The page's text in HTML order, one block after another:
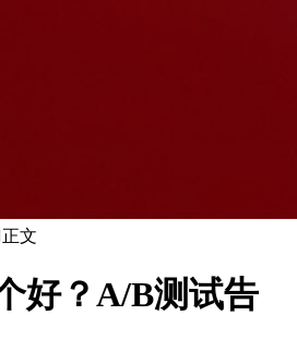
正文
好？A/B测试告